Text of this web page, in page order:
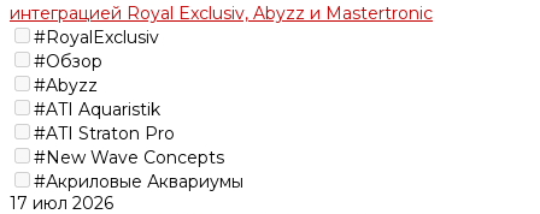
интеграцией Royal Exclusiv, Abyzz и Mastertronic
#RoyalExclusiv
#Обзор
#Abyzz
#ATI Aquaristik
#ATI Straton Pro
#New Wave Concepts
#Акриловые Аквариумы
17 июл 2026